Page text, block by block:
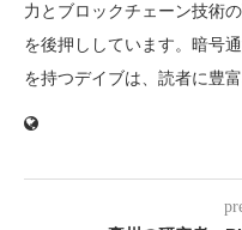
力とブロックチェーン技術
を後押ししています。暗号
を持つデイブは、読者に豊